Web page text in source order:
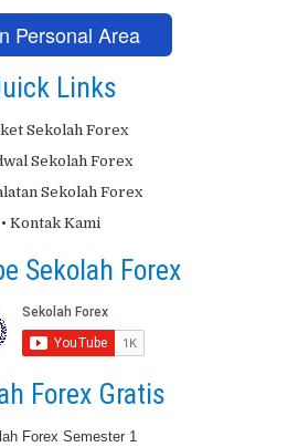
Personal Area
Links
Sekolah Forex
Sekolah Forex
Sekolah Forex
• Kontak Kami
Sekolah Forex
Forex Gratis
Forex Semester 1